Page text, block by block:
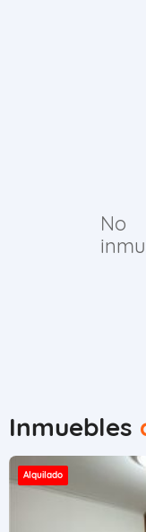
No
Inmuebles
Alquilado